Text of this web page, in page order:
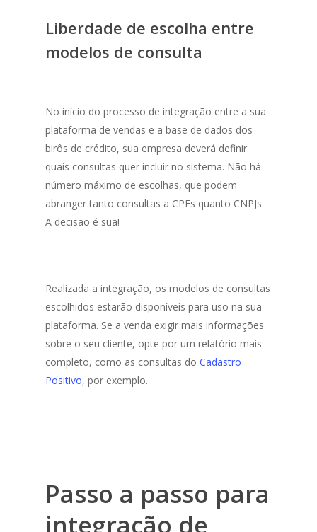
Liberdade de escolha entre
modelos de consulta
No início do processo de integração entre a sua
plataforma de vendas e a base de dados dos
birôs de crédito, sua empresa deverá definir
quais consultas quer incluir no sistema. Não há
número máximo de escolhas, que podem
abranger tanto consultas a CPFs quanto CNPJs.
A decisão é sua!
Realizada a integração, os modelos de consultas
escolhidos estarão disponíveis para uso na sua
plataforma. Se a venda exigir mais informações
sobre o seu cliente, opte por um relatório mais
completo, como as consultas do Cadastro
Positivo, por exemplo.
Passo a passo para
integração de